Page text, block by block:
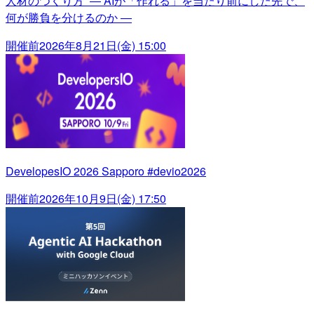
何が勝負を分けるのか ―
開催前2026年8月21日(金) 15:00
DevelopesIO 2026 Sapporo #devio2026
開催前2026年10月9日(金) 17:50